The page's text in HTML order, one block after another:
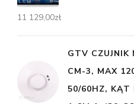
11 129,00zł
GTV CZUJNIK
CM-3, MAX
50/60HZ, KĄT